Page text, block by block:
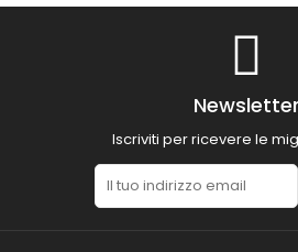
Newsletter
Iscriviti per ricevere le